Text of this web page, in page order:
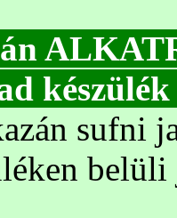
sufni